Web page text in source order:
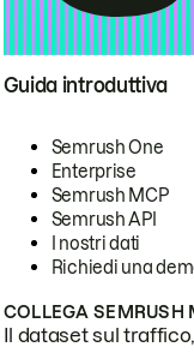
Guida introduttiva
Semrush One
Enterprise
Semrush MCP
Semrush API
I nostri dati
Richiedi una
COLLEGA SEMRUSH
Il dataset sul